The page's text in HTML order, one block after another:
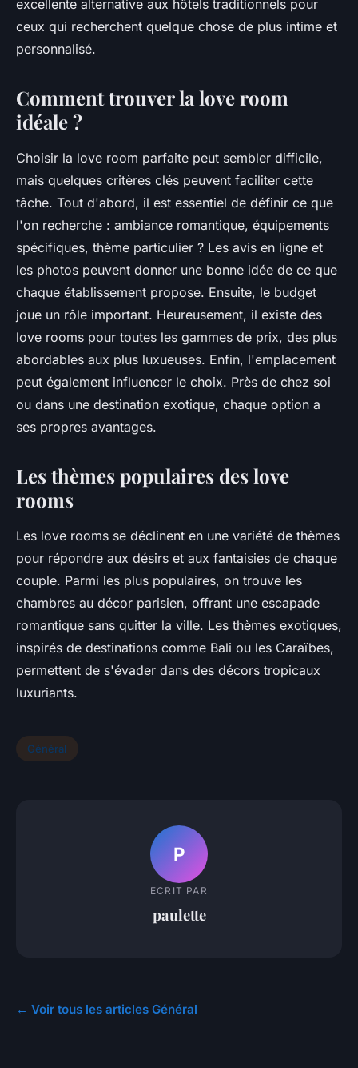
excellente alternative aux hôtels traditionnels pour
ceux qui recherchent quelque chose de plus intime et
personnalisé.
Comment trouver la love room
idéale ?
Choisir la love room parfaite peut sembler difficile,
mais quelques critères clés peuvent faciliter cette
tâche. Tout d'abord, il est essentiel de définir ce que
l'on recherche : ambiance romantique, équipements
spécifiques, thème particulier ? Les avis en ligne et
les photos peuvent donner une bonne idée de ce que
chaque établissement propose. Ensuite, le budget
joue un rôle important. Heureusement, il existe des
love rooms pour toutes les gammes de prix, des plus
abordables aux plus luxueuses. Enfin, l'emplacement
peut également influencer le choix. Près de chez soi
ou dans une destination exotique, chaque option a
ses propres avantages.
Les thèmes populaires des love
rooms
Les love rooms se déclinent en une variété de thèmes
pour répondre aux désirs et aux fantaisies de chaque
couple. Parmi les plus populaires, on trouve les
chambres au décor parisien, offrant une escapade
romantique sans quitter la ville. Les thèmes exotiques,
inspirés de destinations comme Bali ou les Caraïbes,
permettent de s'évader dans des décors tropicaux
luxuriants.
Général
P
ECRIT PAR
paulette
← Voir tous les articles Général